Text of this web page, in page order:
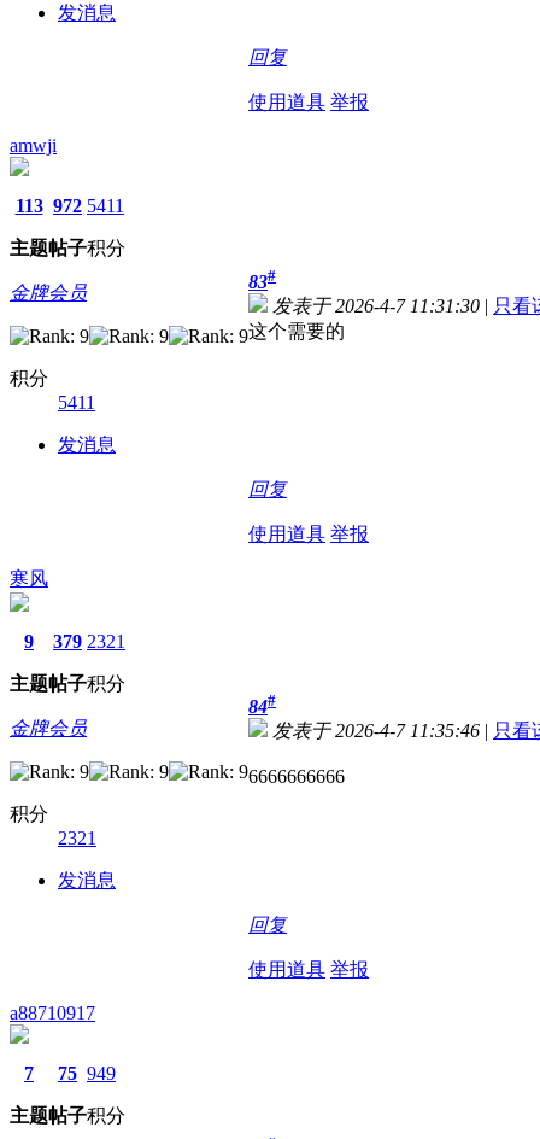
发消息
回复
使用道具 举报
amwji
113
主题
972
帖子
5411
积分
金牌会员
积分
5411
发消息
83#
发表于 2026-4-7 11:31:30 | 只看
这个需要的
回复
使用道具 举报
寒风
9
主题
379
帖子
2321
积分
金牌会员
积分
2321
发消息
84#
发表于 2026-4-7 11:35:46 | 只看
6666666666
回复
使用道具 举报
a88710917
7
主题
75
帖子
949
积分